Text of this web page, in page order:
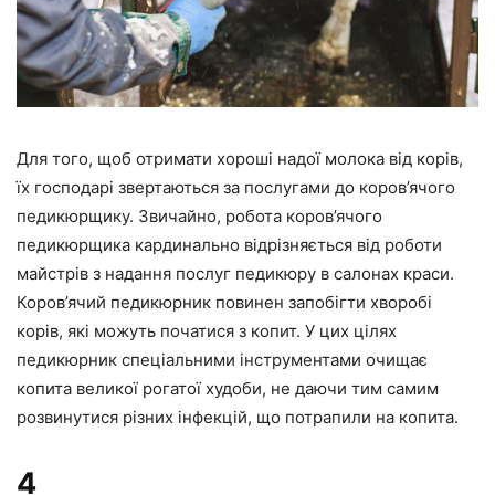
Для того, щоб отримати хороші надої молока від корів,
їх господарі звертаються за послугами до коров’ячого
педикюрщику. Звичайно, робота коров’ячого
педикюрщика кардинально відрізняється від роботи
майстрів з надання послуг педикюру в салонах краси.
Коров’ячий педикюрник повинен запобігти хворобі
корів, які можуть початися з копит. У цих цілях
педикюрник спеціальними інструментами очищає
копита великої рогатої худоби, не даючи тим самим
розвинутися різних інфекцій, що потрапили на копита.
4